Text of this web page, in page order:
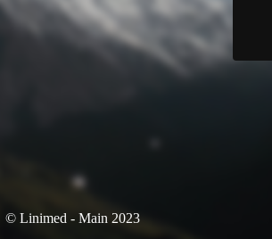
© Linimed - Main 2023